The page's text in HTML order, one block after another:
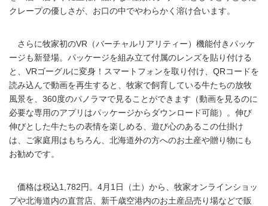
クレープの優しさが、お口の中でやわらかく溶け合います。
さらに牧家初のVR（バーチャルリアリティー）機能付きパッケ
ージも新登場。パッケージを組み立て付属のレンズを貼り付ける
と、VRゴーグルに変身！スマートフォンを取り付け、QRコードを
読み込んで動画を再生すると、牧家で飼育している牛たちの放牧
風景を、360度のパノラマで見ることができます（動画を見るのに
必要な専用のアプリはパッケージからダウンロード可能）。伸び
伸びとした牛たちの表情を楽しめる、遊び心のあるこの仕掛け
は、ご家庭用はもちろん、北海道外の方へのお土産や贈り物にも
お勧めです。
価格は税込1,782円。4月1日（土）から、牧家オンラインショッ
プや北海道内の直営店、新千歳空港内のお土産品売り場などで販